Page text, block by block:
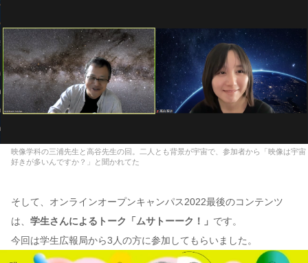
映像学科の三浦先生と高谷先生の回。二人とも背景が宇宙で、参加者から「映像は宇宙
好きが多いんですか？」と聞かれてた
そして、オンラインオープンキャンパス2022最後のコンテンツ
は、 学生さんによるトーク「ムサトーーク！」 です。
今回は学生広報局から3人の方に参加してもらいました。